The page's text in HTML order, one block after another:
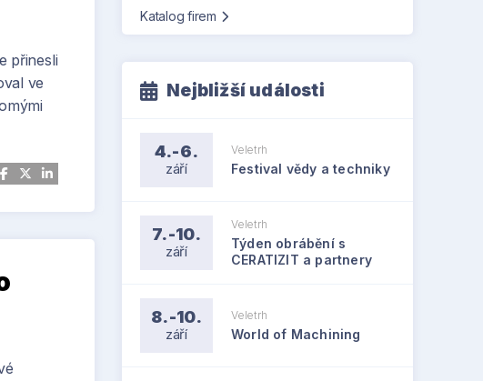
přinesli
ve
Katalog firem
Nejbližší události
4.-6.
září
Veletrh
Festival vědy a techniky
7.-10.
září
Veletrh
Týden obrábění s
CERATIZIT a partnery
8.-10.
září
Veletrh
World of Machining